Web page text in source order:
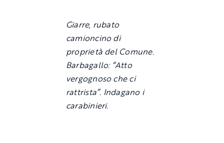
Giarre, rubato
camioncino di
proprietà del Comune.
Barbagallo: “Atto
vergognoso che ci
rattrista”. Indagano i
carabinieri.